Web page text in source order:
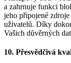
a zahrnuje funkci
jeho připojené
uživatelů. Díky
Vašich důvěrných
10. Přesvědčivá